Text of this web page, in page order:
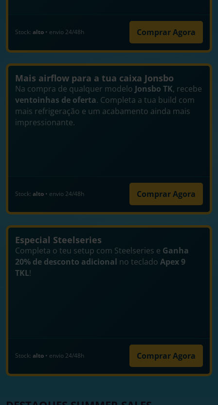
Stock: alto • envio 24/48h Comprar Agora
Mais airflow para a tua caixa Jonsbo
Na compra de qualquer modelo Jonsbo TK, recebe
ventoinhas de oferta. Completa a tua build com
mais refrigeração e um acabamento ainda mais
impressionante.
Stock: alto • envio 24/48h Comprar Agora
Especial Steelseries
Completa o teu setup com Steelseries e Ganha
20% de desconto adicional no teclado Apex 9
TKL!
Stock: alto • envio 24/48h Comprar Agora